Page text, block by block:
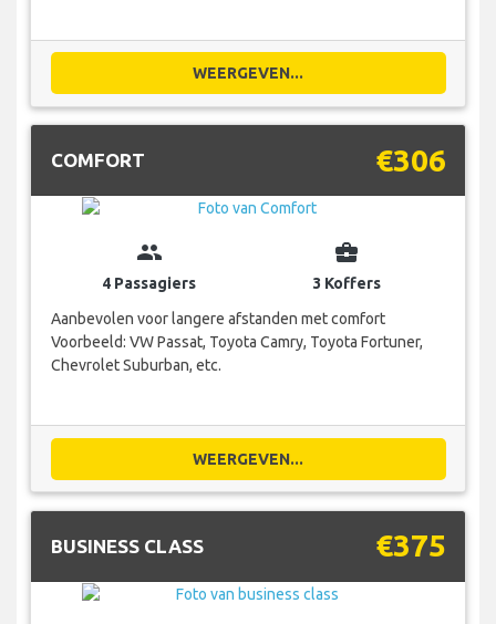
WEERGEVEN...
COMFORT €306
group
4 Passagiers
business_center
3 Koffers
Aanbevolen voor langere afstanden met comfort
Voorbeeld: VW Passat, Toyota Camry, Toyota Fortuner,
Chevrolet Suburban, etc.
WEERGEVEN...
BUSINESS CLASS €375